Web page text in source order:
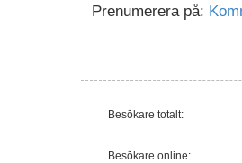
Prenumerera på:
Besökare totalt:
Besökare online: